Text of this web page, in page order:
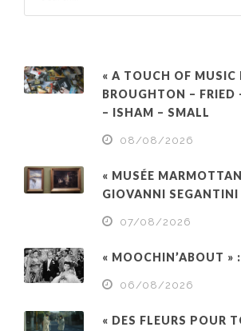
« A TOUCH OF MUSIC
BROUGHTON – FRIED
– ISHAM – SMALL
08/08/2026
« MUSÉE
GIOVANNI SEGANTINI
07/08/2026
« MOOCHIN’ABOUT »
06/08/2026
« DES FLEURS POUR